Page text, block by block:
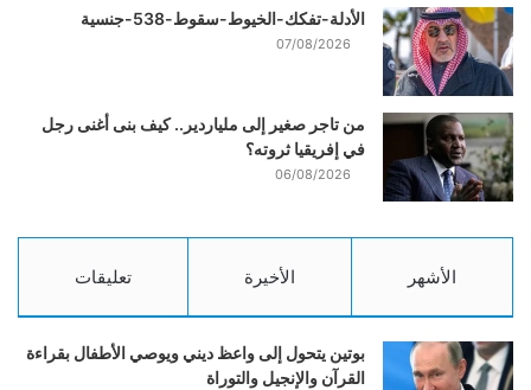
الأدلة-تفكك-الخيوط-سقوط-538-جنسية
07/08/2026
من تاجر صغير إلى ملياردير.. كيف بنى أغنى رجل
في إفريقيا ثروته؟
06/08/2026
الأشهر الأخيرة تعليقات
بوتين يتحول إلى واعظ ديني ويوصي الأطفال بقراءة
القرآن والإنجيل والتوراة